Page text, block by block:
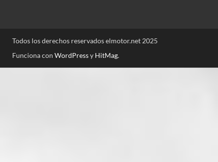
Todos los derechos reservados elmotor.net 2025
Funciona con WordPressy HitMag.